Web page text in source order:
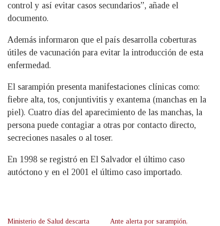
control y así evitar casos secundarios”, añade el
documento.
Además informaron que el país desarrolla coberturas
útiles de vacunación para evitar la introducción de esta
enfermedad.
El sarampión presenta manifestaciones clínicas como:
fiebre alta, tos, conjuntivitis y exantema (manchas en la
piel). Cuatro días del aparecimiento de las manchas, la
persona puede contagiar a otras por contacto directo,
secreciones nasales o al toser.
En 1998 se registró en El Salvador el último caso
autóctono y en el 2001 el último caso importado.
Ministerio de Salud descarta Ante alerta por sarampión,